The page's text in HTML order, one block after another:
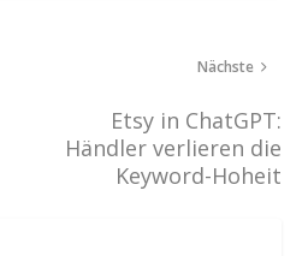
Nächste
Etsy in ChatGPT:
Händler verlieren die
Keyword-Hoheit